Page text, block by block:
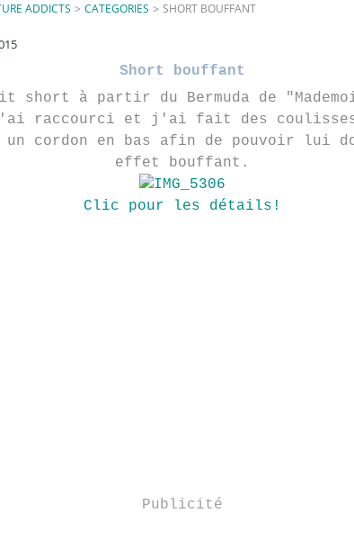
ADDICTS > CATEGORIES > SHORT BOUFFANT
Short bouffant
short à partir du Bermuda de
raccourci et j'ai fait des coulisses
un cordon en bas afin de pouvoir lui
effet bouffant.
Clic pour les détails!
Publicité